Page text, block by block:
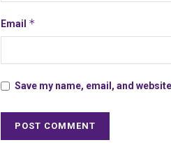
Email *
Save my name, email, and